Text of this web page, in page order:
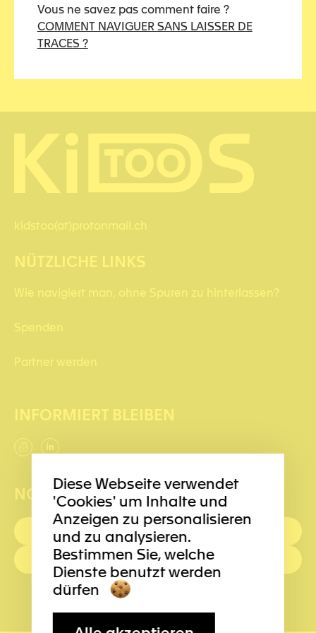
Vous ne savez pas comment faire ?
COMMENT NAVIGUER SANS LAISSER DE
TRACES ?
kidstoo(at)protonmail.ch
NÜTZLICHE LINKS
Wie navigiert man, ohne Spuren zu hinterlassen?
Spenden
Partner werden
INFORMIERT BLEIBEN
NOTRUFNUMMERN
ERSTE HILFE : 144
POLIZEI: 117
Diese Webseite verwendet
'Cookies' um Inhalte und
Anzeigen zu personalisieren
und zu analysieren.
Bestimmen Sie, welche
Dienste benutzt werden
dürfen